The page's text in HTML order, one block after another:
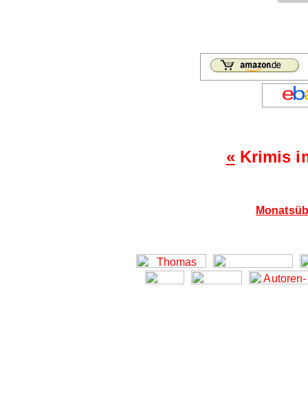
«Krimis